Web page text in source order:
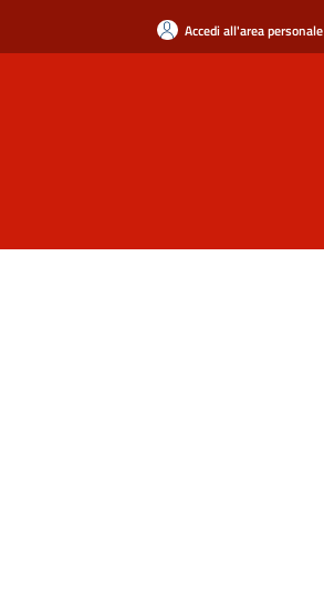
Accedi all'area personale